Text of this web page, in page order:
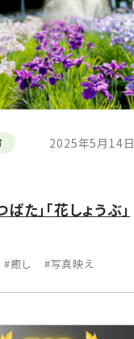
2025年5月14日
た」「花しょうぶ」
#癒し #写真映え